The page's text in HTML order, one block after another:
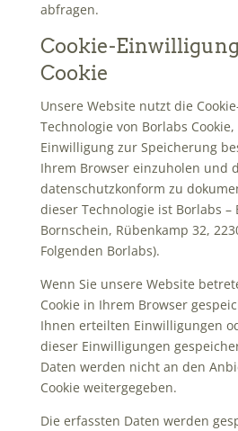
abfragen.
Cookie-
Cookie
Unsere Website nutzt die
Technologie von Borlabs
Einwilligung zur Speicherung
Ihrem Browser einzuholen und
datenschutzkonform zu
dieser Technologie ist Borlabs –
Bornschein, Rübenkamp 32,
Folgenden Borlabs).
Wenn Sie unsere Website
Cookie in Ihrem Browser
Ihnen erteilten Einwilligungen
dieser Einwilligungen
Daten werden nicht an den
Cookie weitergegeben.
Die erfassten Daten werden